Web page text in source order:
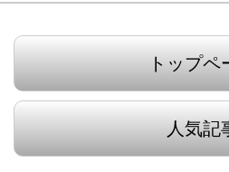
トップペ
人気記